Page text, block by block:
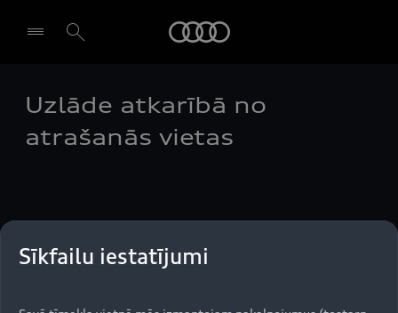
Izvēlēties dīleri
Uzlāde atkarībā no
atrašanās vietas
noteiktās adresēs. Jūs varat konfigurēt uzlādes
mērķi un uzlādes laika posmu dažādās vietās,
Sīkfailu iestatījumi